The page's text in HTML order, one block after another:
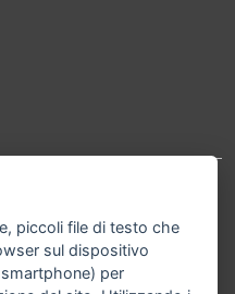
Cod. IBAN: IT 88 R
piccoli file di testo che
sul dispositivo
per